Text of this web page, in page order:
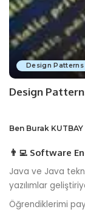
Design Patterns
Design
Ben Burak KUTBAY
👨‍💻 Software
Java ve Java
yazılımlar
Öğrendiklerimi